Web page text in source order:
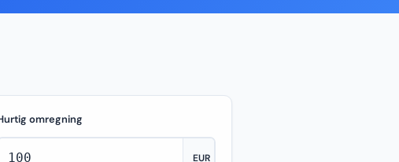
omregning